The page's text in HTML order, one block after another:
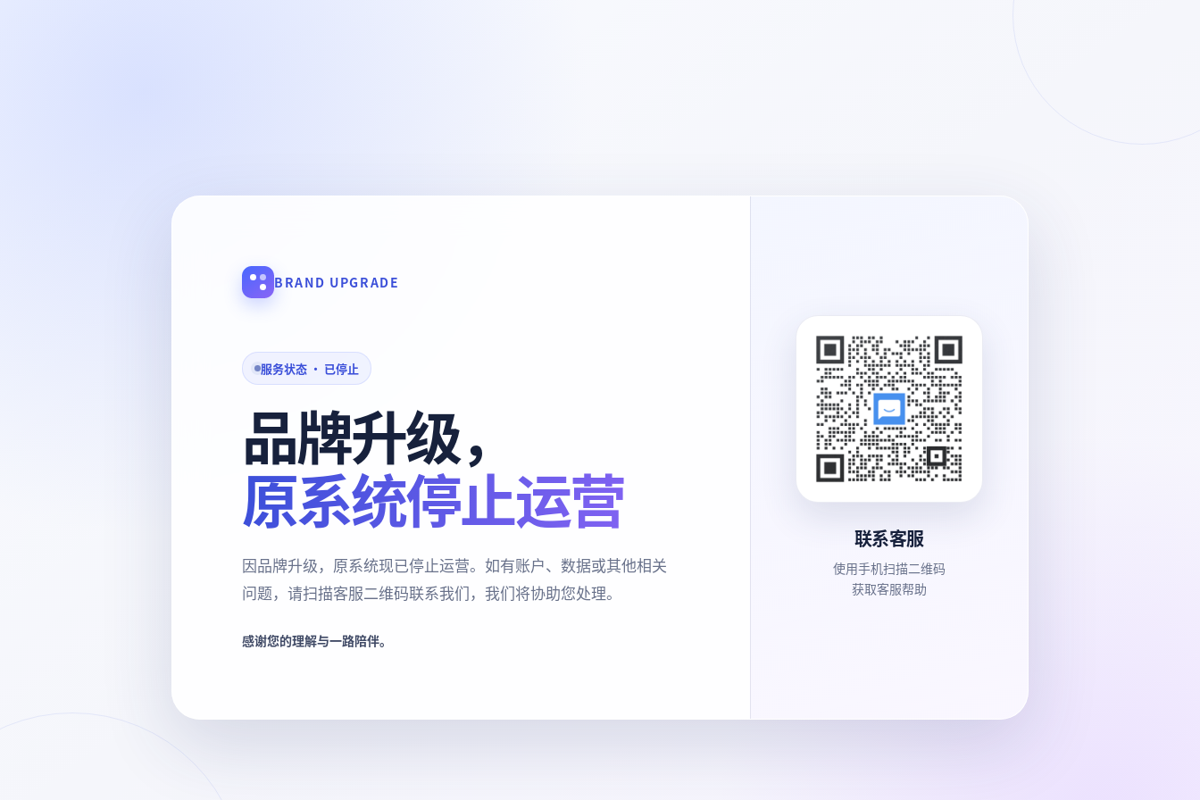
BRAND UPGRADE
服务状态 · 已停止
品牌升级，
原系统停止运营
因品牌升级，原系统现已停止运营。如有账户、数据或其他相关
问题，请扫描客服二维码联系我们，我们将协助您处理。
感谢您的理解与一路陪伴。
联系客服
使用手机扫描二维码
获取客服帮助